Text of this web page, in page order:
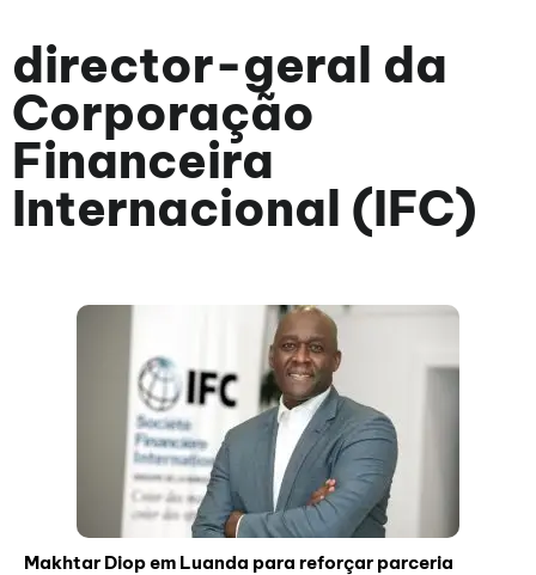
director-geral da
Corporação
Financeira
Internacional (IFC)
Makhtar Diop em Luanda para reforçar parceria